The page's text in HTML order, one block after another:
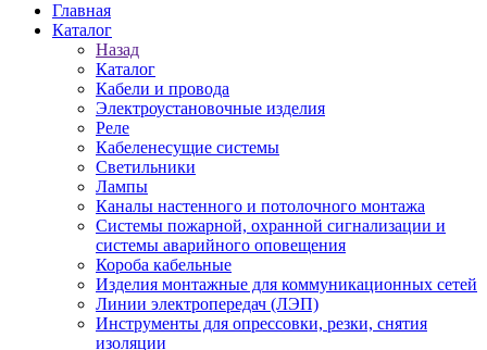
Главная
Каталог
Назад
Каталог
Кабели и провода
Электроустановочные изделия
Реле
Кабеленесущие системы
Светильники
Лампы
Каналы настенного и потолочного монтажа
Системы пожарной, охранной сигнализации и
системы аварийного оповещения
Короба кабельные
Изделия монтажные для коммуникационных сетей
Линии электропередач (ЛЭП)
Инструменты для опрессовки, резки, снятия
изоляции